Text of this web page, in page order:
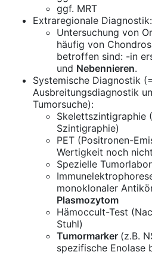
ggf. MRT
Extraregionale Diagnostik:
Untersuchung von
häufig von
betroffen sind: -in
und Nebennieren.
Systemische Diagnostik (=
Ausbreitungsdiagnostik
Tumorsuche):
Skelettszintigraphie
Szintigraphie)
PET (Positronen-
Wertigkeit noch
Spezielle
monoklonaler
Plasmozytom
Hämoccult-Test
Stuhl)
Tumormarker (z.B.
spezifische Enolase